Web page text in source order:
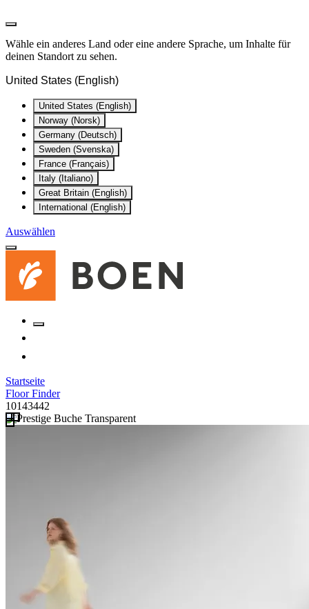
Wähle ein anderes Land oder eine andere Sprache, um Inhalte für
deinen Standort zu sehen.
United States (English)
United States (English)
Norway (Norsk)
Germany (Deutsch)
Sweden (Svenska)
France (Français)
Italy (Italiano)
Great Britain (English)
International (English)
Auswählen
Startseite
Floor Finder
10143442